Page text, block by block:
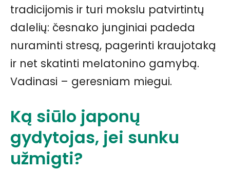
tradicijomis ir turi mokslu patvirtintų
dalelių: česnako junginiai padeda
nuraminti stresą, pagerinti kraujotaką
ir net skatinti melatonino gamybą.
Vadinasi – geresniam miegui.
Ką siūlo japonų
gydytojas, jei sunku
užmigti?